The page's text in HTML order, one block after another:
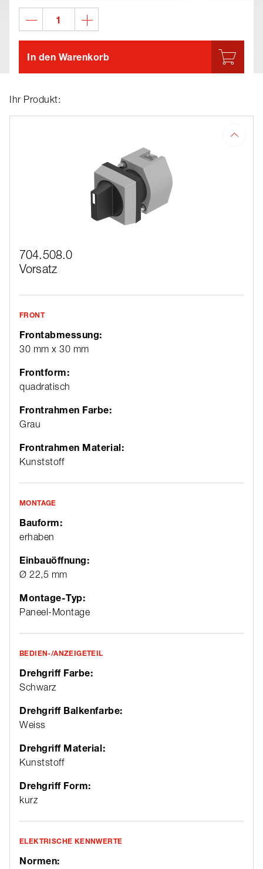
In den Warenkorb
Ihr Produkt:
704.508.0
Vorsatz
FRONT
Frontabmessung:
30 mm x 30 mm
Frontform:
quadratisch
Frontrahmen Farbe:
Grau
Frontrahmen Material:
Kunststoff
MONTAGE
Bauform:
erhaben
Einbauöffnung:
Ø 22,5 mm
Montage-Typ:
Paneel-Montage
BEDIEN-/ANZEIGETEIL
Drehgriff Farbe:
Schwarz
Drehgriff Balkenfarbe:
Weiss
Drehgriff Material:
Kunststoff
Drehgriff Form:
kurz
ELEKTRISCHE KENNWERTE
Normen: